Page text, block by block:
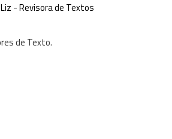
- Revisora de Textos
de Texto.